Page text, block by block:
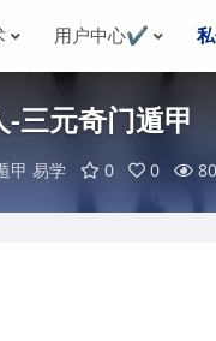
用户中心✔️
三元奇门遁甲
甲 易学 0 0 80